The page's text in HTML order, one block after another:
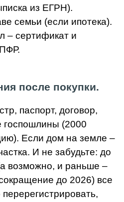
из ЕГРН).
семьи (если ипотека).
– сертификат и
после покупки.
паспорт, договор,
госпошлины (2000
Если дом на земле –
И не забудьте: до
возможно, и раньше –
до 2026) все